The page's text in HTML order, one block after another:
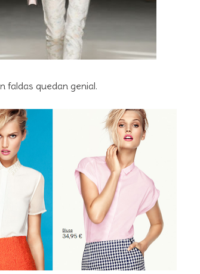
faldas quedan genial.